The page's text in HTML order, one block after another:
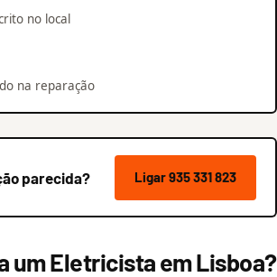
no local
na reparação
parecida? Ligar 935 331 823
um Eletricista em Lisboa?